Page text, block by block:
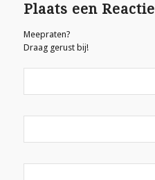
Plaats een Reactie
Meepraten?
Draag gerust bij!